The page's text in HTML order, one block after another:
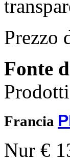
Prezzo
Fonte
Francia
Nur €